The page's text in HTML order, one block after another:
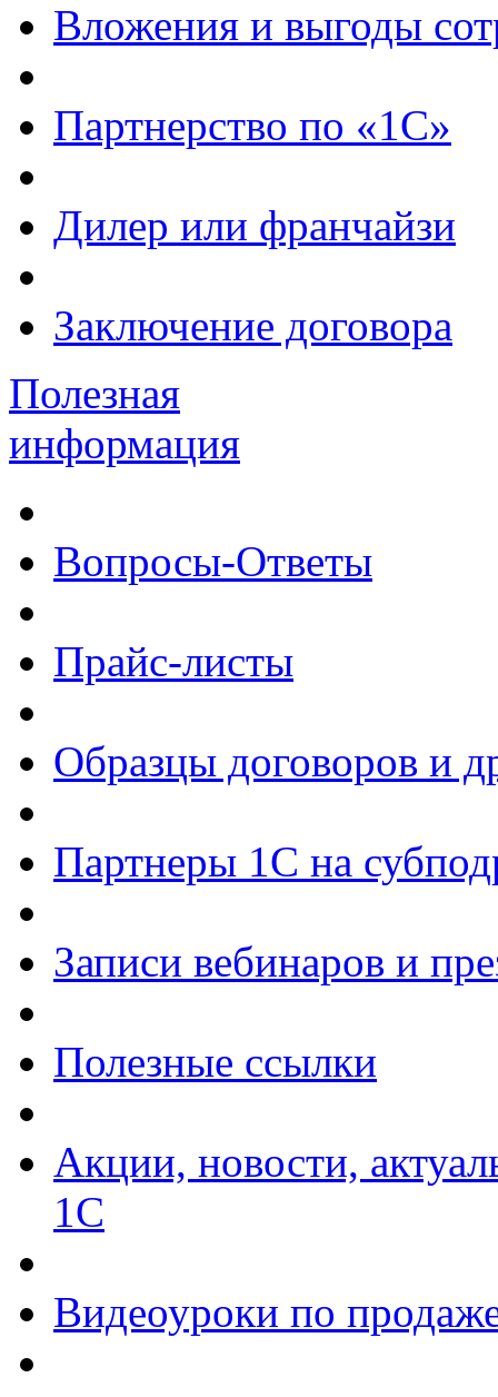
Вложения и выгоды
Партнерство по «1С»
Дилер или франчайзи
Заключение договора
Полезная
информация
Вопросы-Ответы
Прайс-листы
Образцы договоров и
Партнеры 1С на
Записи вебинаров и
Полезные ссылки
Акции, новости,
1С
Видеоуроки по